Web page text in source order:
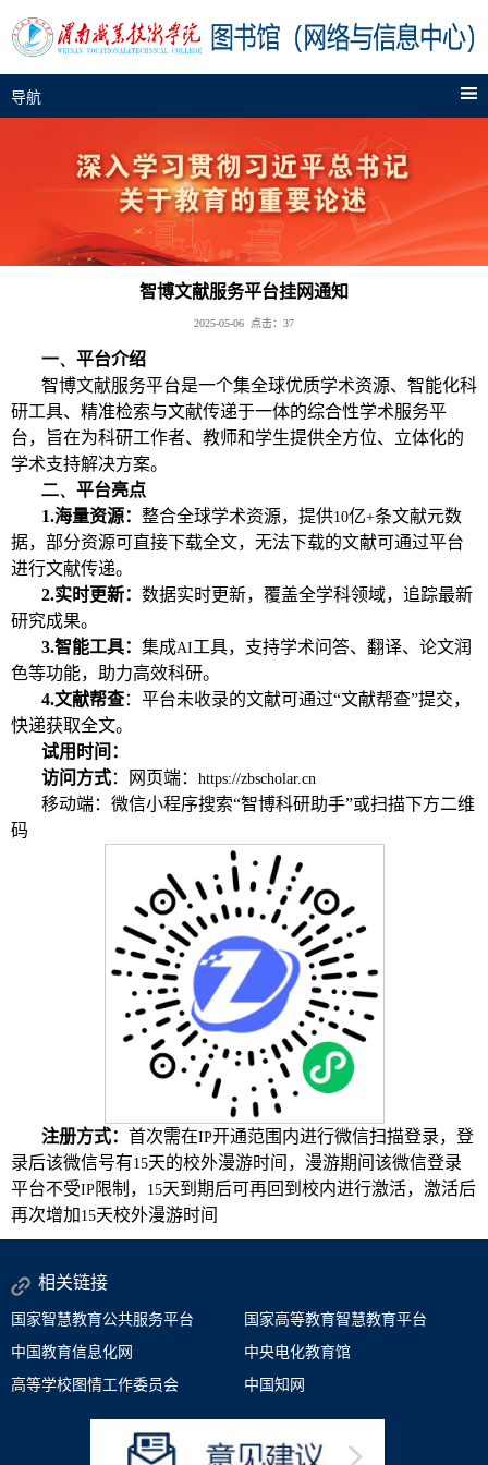
导航
智博文献服务平台挂网通知
2025-05-06 点击： 37
一、 平台介绍
智博文献服务平台是一个集全球优质学术资源、智能化科
研工具、精准检索与文献传递于一体的综合性学术服务平
台，旨在为科研工作者、教师和学生提供全方位、立体化的
学术支持解决方案。
二、 平台亮点
1.海量资源： 整合全球学术资源，提供10亿+条文献元数
据，部分资源可直接下载全文，无法下载的文献可通过平台
进行文献传递。
2.实时更新： 数据实时更新，覆盖全学科领域，追踪最新
研究成果。
3.智能工具： 集成AI工具，支持学术问答、翻译、论文润
色等功能，助力高效科研。
4.文献帮查：平台未收录的文献可通过“文献帮查”提交，
快递获取全文。
试用时间：
访问方式：网页端： https://zbscholar.cn
移动端：微信小程序搜索“智博科研助手”或扫描下方二维
码
注册方式： 首次需在IP开通范围内进行微信扫描登录，登
录后该微信号有15天的校外漫游时间，漫游期间该微信登录
平台不受IP 限制， 15天到期后可再回到校内进行激活，激活后
再次增加 15天校外漫游时间
相关链接
国家智慧教育公共服务平台
国家高等教育智慧教育平台
中国教育信息化网
中央电化教育馆
高等学校图情工作委员会
中国知网